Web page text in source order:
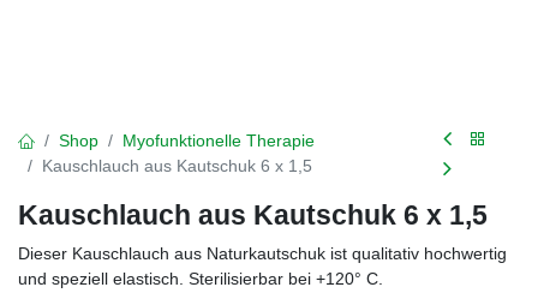
Shop
Myofunktionelle Therapie
Kauschlauch aus Kautschuk 6 x 1,5
Kauschlauch aus Kautschuk 6 x 1,5
Dieser Kauschlauch aus Naturkautschuk ist qualitativ hochwertig
und speziell elastisch. Sterilisierbar bei +120° C.